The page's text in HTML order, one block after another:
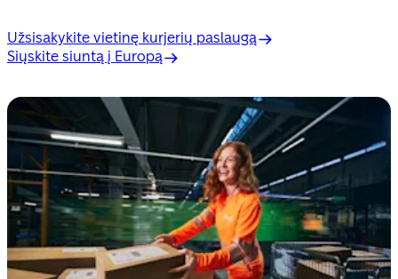
Užsisakykite vietinę kurjerių paslaugą
Siųskite siuntą į Europą